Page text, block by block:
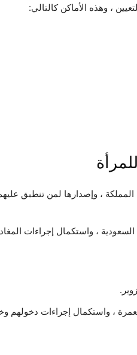
، وهذه الأماكن كالتالي:
، وإصدارها لمن تنطبق
، واستكمال إجراءات
، واستكمال إجراءات دخولهم